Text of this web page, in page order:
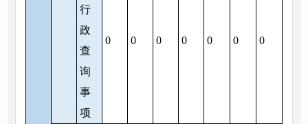
行
政
查
询
事
项
0 0 0 0 0 0 0